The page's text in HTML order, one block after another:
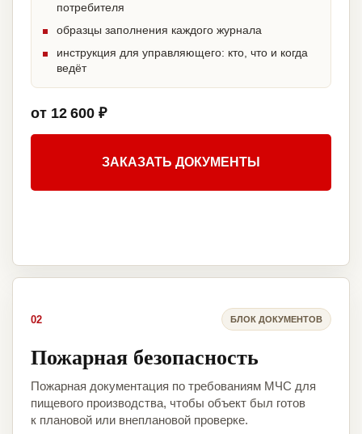
потребителя
образцы заполнения каждого журнала
инструкция для управляющего: кто, что и когда
ведёт
от 12 600 ₽
ЗАКАЗАТЬ ДОКУМЕНТЫ
02 БЛОК ДОКУМЕНТОВ
Пожарная безопасность
Пожарная документация по требованиям МЧС для
пищевого производства, чтобы объект был готов
к плановой или внеплановой проверке.